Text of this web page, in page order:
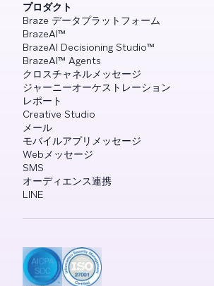
プロダクト
Braze データプラットフォーム
BrazeAI™
BrazeAI Decisioning Studio™
BrazeAI™ Agents
クロスチャネルメッセージ
ジャーニーオーケストレーション
レポート
Creative Studio
メール
モバイルアプリメッセージ
Webメッセージ
SMS
オーディエンス連携
LINE